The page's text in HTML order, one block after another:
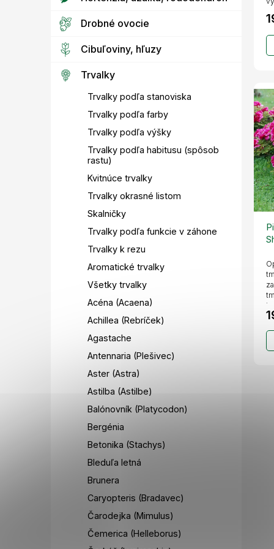
Drobné ovocie
Cibuľoviny, hľuzy
Trvalky
Trvalky podľa stanoviska
Trvalky podľa farby
Trvalky podľa výšky
Trvalky podľa habitusu (spôsob
rastu)
Kvitnúce trvalky
Trvalky okrasné listom
Skalničky
Trvalky podľa funkcie v záhone
Trvalky k rezu
Aromatické trvalky
Všetky trvalky
Acéna (Acaena)
Achillea (Rebríček)
Agastache
Antennaria (Plešivec)
Aster (Astra)
Astilba (Astilbe)
Balónovník (Platycodon)
Bergénia
Betonika (Stachys)
Bleduľa letná
Brunera
Caryopteris (Bradavec)
Čarodejka (Mimulus)
Čemerica (Helleborus)